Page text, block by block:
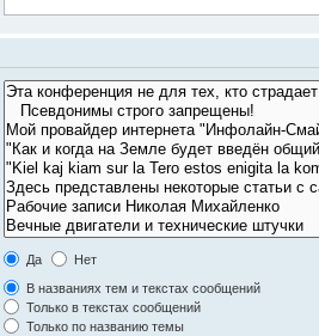
Да
Нет
В названиях тем и текстах сообщений
Только в текстах сообщений
Только по названию темы